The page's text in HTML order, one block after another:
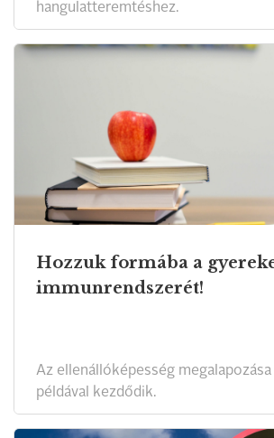
hangulatteremtéshez.
Hozzuk formába a
immunrendszerét!
Az ellenállóképesség megalapozása
példával kezdődik.